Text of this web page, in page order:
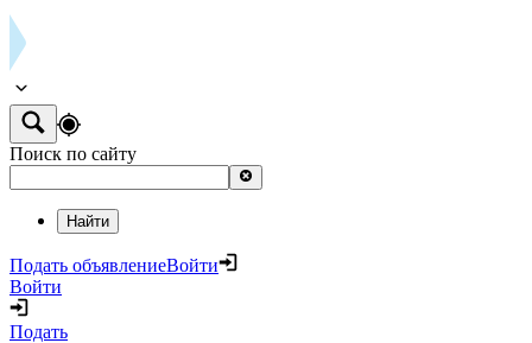
Поиск по сайту
Найти
Подать объявлениеВойти
Войти
Подать